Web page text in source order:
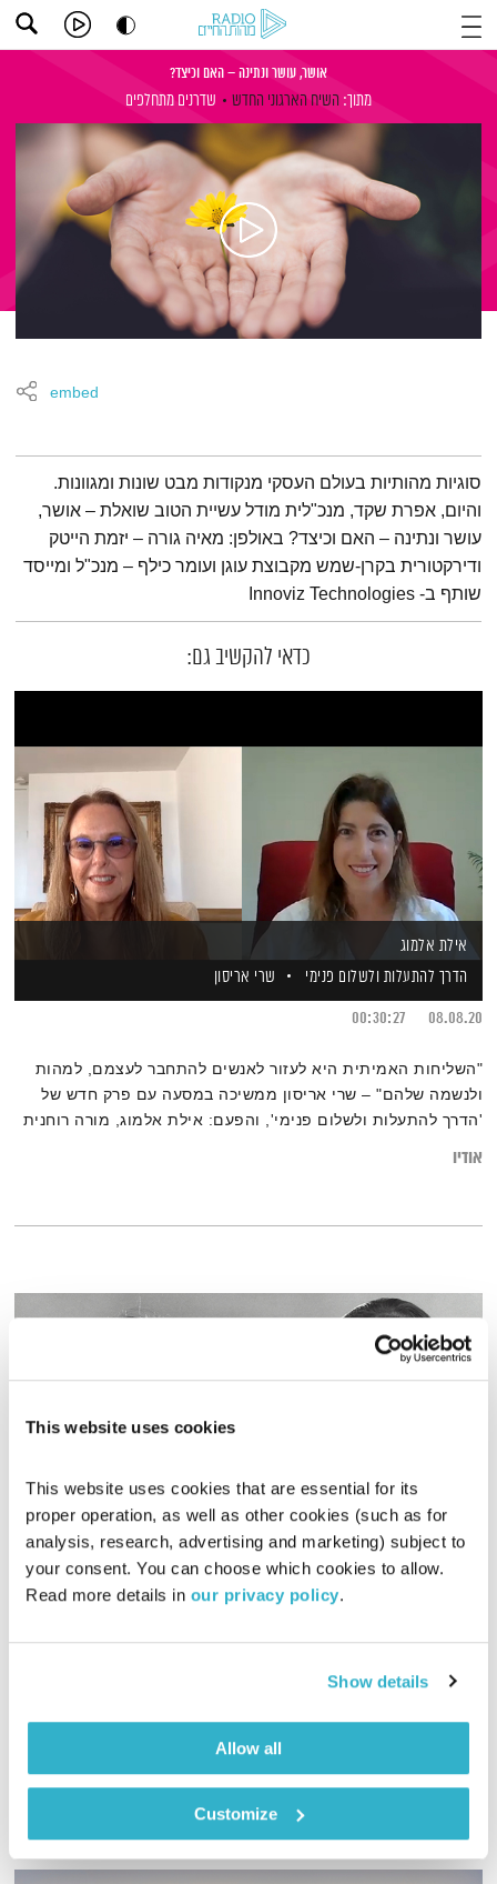
This website uses cookies
This website uses cookies that are essential for its
proper operation, as well as other cookies (such as for
analysis, research, advertising and marketing) subject to
your consent. You can choose which cookies to allow.
Read more details in our privacy policy.
Show details
Allow all
Customize
אושר, עושר ונתינה – האם וכיצד?
מתוך: השיח הארגוני החדש שדרנים מתחלפים
embed
תמצית הפודקאסט
סוגיות מהותיות בעולם העסקי מנקודות מבט שונות ומגוונות.
והיום, אפרת שקד, מנכ"לית מודל עשיית הטוב שואלת – אושר,
עושר ונתינה – האם וכיצד? באולפן: מאיה גורה – יזמת הייטק
ודירקטורית בקרן-שמש מקבוצת עוגן ועומר כילף – מנכ"ל ומייסד
שותף ב- Innoviz Technologies
כדאי להקשיב גם:
אילת אלמוג
הדרך להתעלות ולשלום פנימי
שרי אריסון
08.08.20
00:30:27
"השליחות האמיתית היא לעזור לאנשים להתחבר לעצמם, למהות
ולנשמה שלהם" – שרי אריסון ממשיכה במסעה עם פרק חדש של
'הדרך להתעלות ולשלום פנימי', והפעם: אילת אלמוג, מורה רוחנית
אודיו
חיסון
המניע
אלון נוימן
אלון נוימן וחברים מקדישים תכנית למילת הרגע – "חיסון" – מה